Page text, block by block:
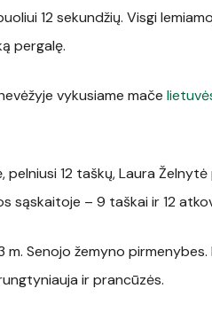
12 sekundžių. Visgi
pergalę.
vykusiame mače
12 taškų, Laura Želnytė
sąskaitoje – 9 taškai ir 12
Senojo žemyno pirmenybes.
ir prancūzės.